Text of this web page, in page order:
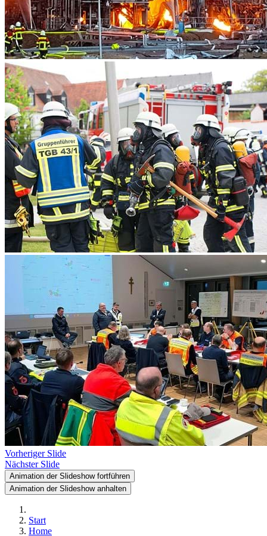
Vorheriger Slide
Nächster Slide
Animation der Slideshow fortführen
Animation der Slideshow anhalten
Start
Home